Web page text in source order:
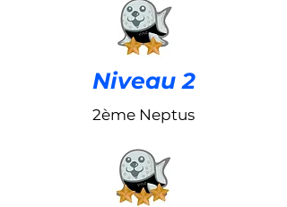
Niveau 2
2ème Neptus